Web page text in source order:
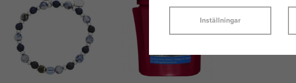
Inställningar